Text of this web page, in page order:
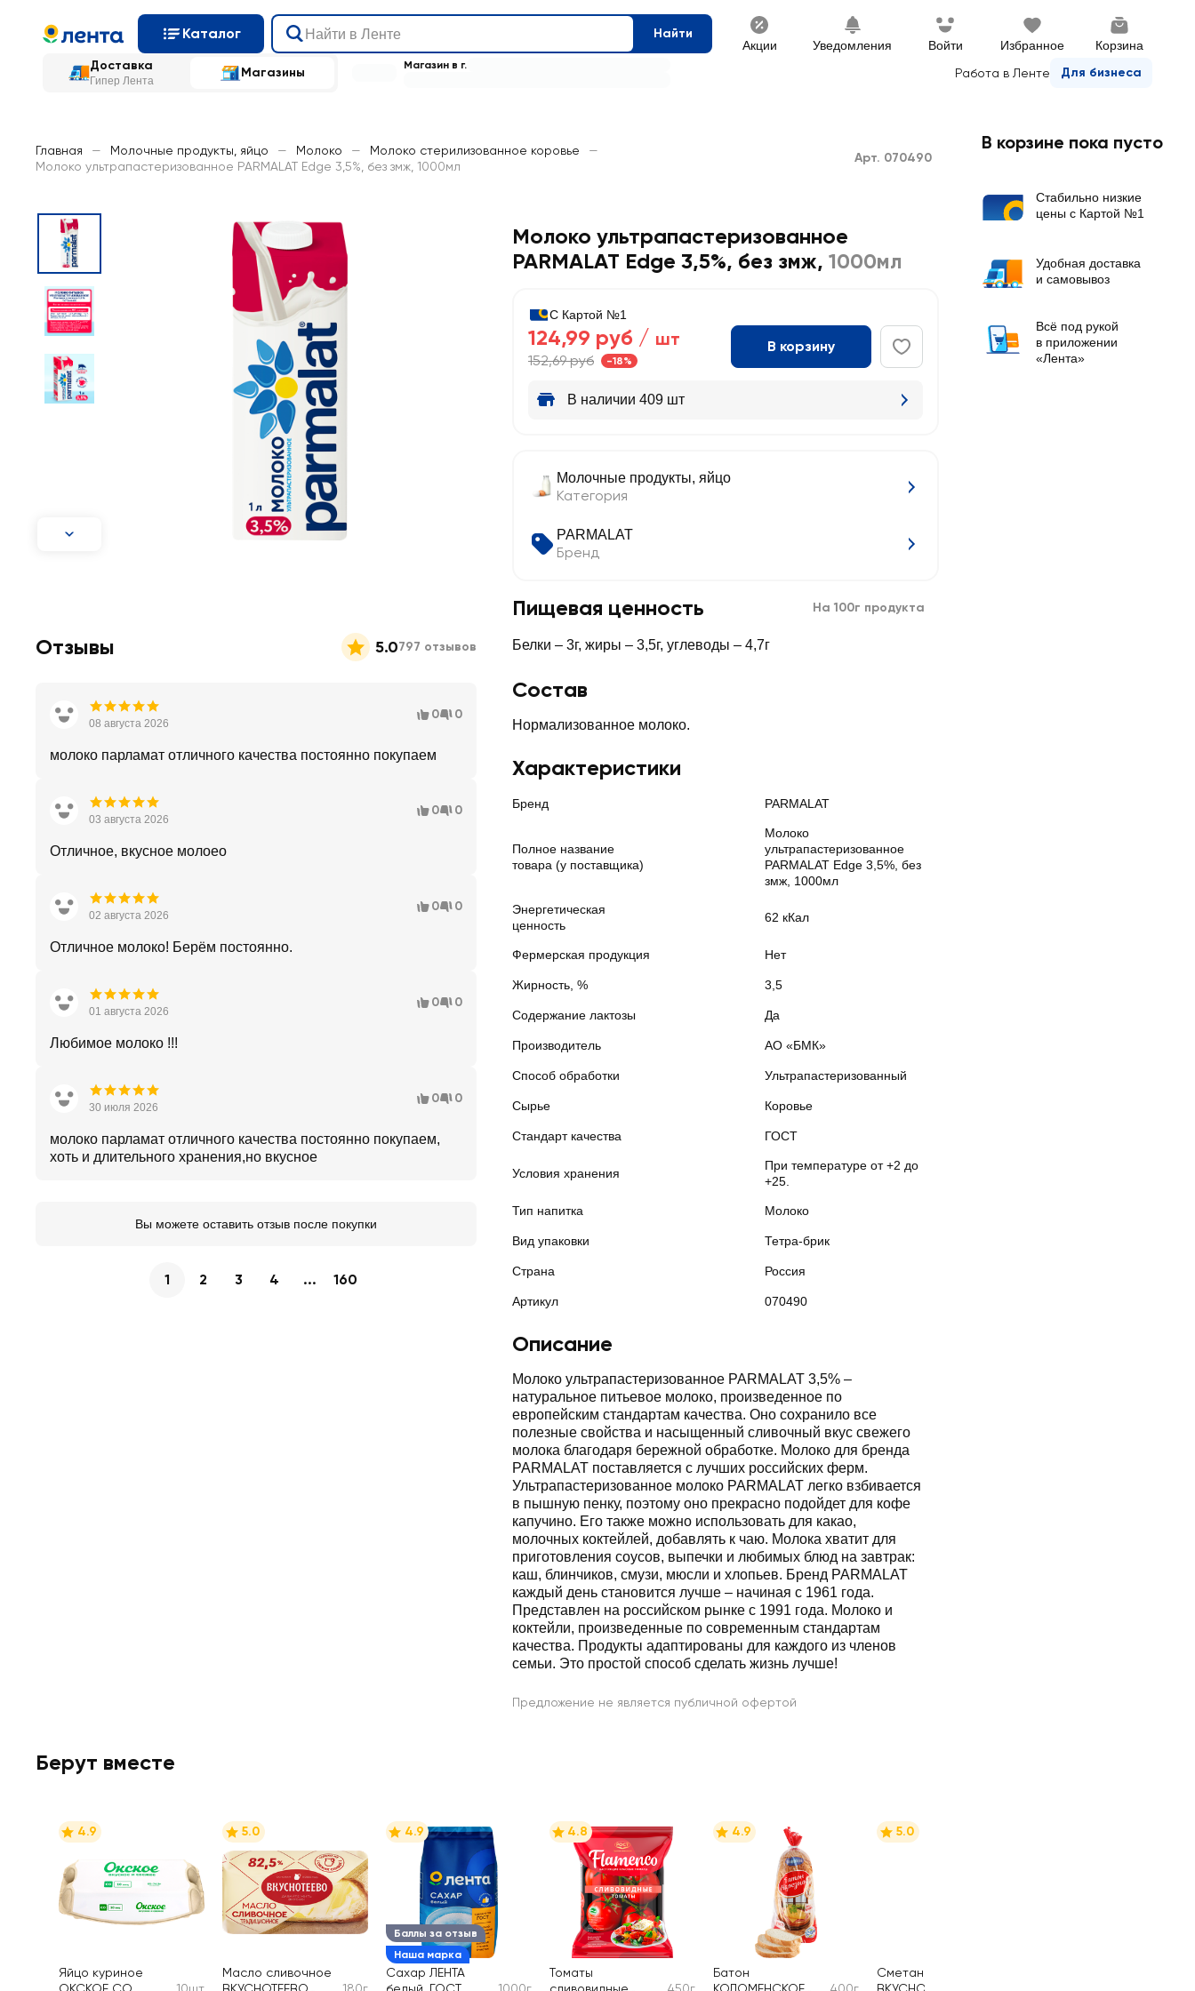
Каталог Найти
Акции Уведомления Войти Избранное Корзина
Доставка
Гипер Лента
Магазины Работа в Ленте Для бизнеса
Магазин в г.
Главная — Молочные продукты, яйцо — Молоко — Молоко стерилизованное коровье
—
Молоко ультрапастеризованное PARMALAT Edge 3,5%, без змж, 1000мл
Арт. 070490
Молоко ультрапастеризованное
PARMALAT Edge 3,5%, без змж, 1000мл
С Картой №1
124,99 руб / шт
152,69 руб -18%
В корзину
В наличии 409 шт
Молочные продукты, яйцо
Категория
PARMALAT
Бренд
Пищевая ценность На 100г продукта
Белки – 3г, жиры – 3,5г, углеводы – 4,7г
Состав
Нормализованное молоко.
Характеристики
Бренд PARMALAT
Полное название
товара (у поставщика)
Молоко
ультрапастеризованное
PARMALAT Edge 3,5%, без
змж, 1000мл
Энергетическая
ценность
62 кКал
Фермерская продукция Нет
Жирность, % 3,5
Содержание лактозы Да
Производитель АО «БМК»
Способ обработки Ультрапастеризованный
Сырье Коровье
Стандарт качества ГОСТ
Условия хранения
При температуре от +2 до
+25.
Тип напитка Молоко
Вид упаковки Тетра-брик
Страна Россия
Артикул 070490
Описание
Молоко ультрапастеризованное PARMALAT 3,5% ‒
натуральное питьевое молоко, произведенное по
европейским стандартам качества. Оно сохранило все
полезные свойства и насыщенный сливочный вкус свежего
молока благодаря бережной обработке. Молоко для бренда
PARMALAT поставляется с лучших российских ферм.
Ультрапастеризованное молоко PARMALAT легко взбивается
в пышную пенку, поэтому оно прекрасно подойдет для кофе
капучино. Его также можно использовать для какао,
молочных коктейлей, добавлять к чаю. Молока хватит для
приготовления соусов, выпечки и любимых блюд на завтрак:
каш, блинчиков, смузи, мюсли и хлопьев. Бренд PARMALAT
каждый день становится лучше ‒ начиная с 1961 года.
Представлен на российском рынке с 1991 года. Молоко и
коктейли, произведенные по современным стандартам
качества. Продукты адаптированы для каждого из членов
семьи. Это простой способ сделать жизнь лучше!
Предложение не является публичной офертой
Отзывы 5.0797 отзывов
08 августа 2026
0 0
молоко парламат отличного качества постоянно покупаем
03 августа 2026
0 0
Отличное, вкусное молоео
02 августа 2026
0 0
Отличное молоко! Берём постоянно.
01 августа 2026
0 0
Любимое молоко !!!
30 июля 2026
0 0
молоко парламат отличного качества постоянно покупаем,
хоть и длительного хранения,но вкусное
Вы можете оставить отзыв после покупки
1 2 3 4 ... 160
Берут вместе
4.9
Яйцо куриное
5.0
Масло сливочное
Баллы за отзыв
Наша марка
4.9
Сахар ЛЕНТА
4.8
Томаты
4.9
Батон
5.0
Сметана
В корзине пока пусто
Стабильно низкие
цены с Картой №1
Удобная доставка
и самовывоз
Всё под рукой
в приложении
«Лента»